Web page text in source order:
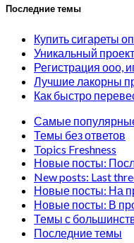
Последние темы
Купить сигареты
Уникальный
Регистрация ооо,
Лучшие лакорны
Как быстро
Самые
Темы без ответов
Topics Freshness
Новые посты:
New posts: Last
Новые посты: На
Новые посты: В
Темы с
Последние темы